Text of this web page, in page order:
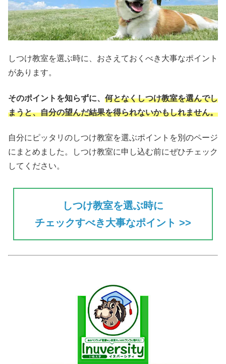
しつけ教室を選ぶ時に、おさえておくべき大事なポイント
があります。
そのポイントを知らずに、 何となくしつけ教室を選んでし
まうと、自分の望んだ結果を得られないかもしれません。
自分にピッタリのしつけ教室を選ぶポイントを別のページ
にまとめました。しつけ教室に申し込む前にぜひチェック
してください。
しつけ教室を選ぶ時に
チェックすべき大事なポイント >>